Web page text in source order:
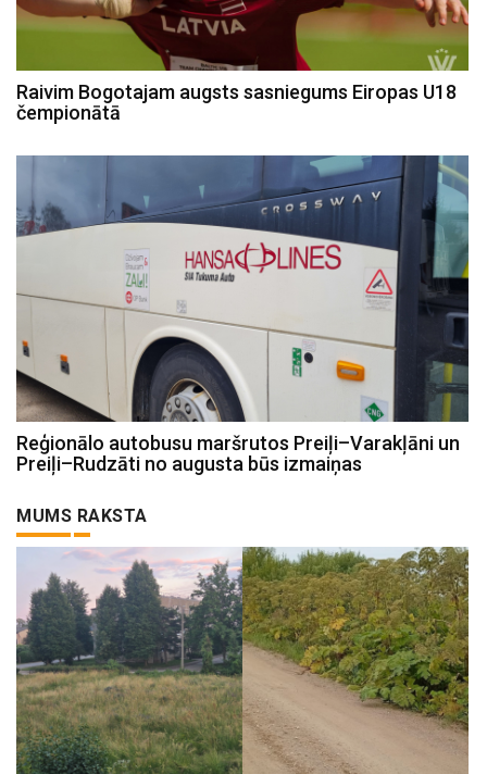
Raivim Bogotajam augsts sasniegums Eiropas U18
čempionātā
Reģionālo autobusu maršrutos Preiļi–Varakļāni un
Preiļi–Rudzāti no augusta būs izmaiņas
MUMS RAKSTA